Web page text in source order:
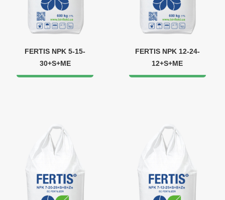
FERTIS NPK 5-15-
30+S+ME
FERTIS NPK 12-24-
12+S+ME